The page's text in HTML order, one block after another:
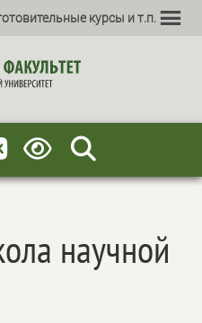
курсы и т.п.
научной